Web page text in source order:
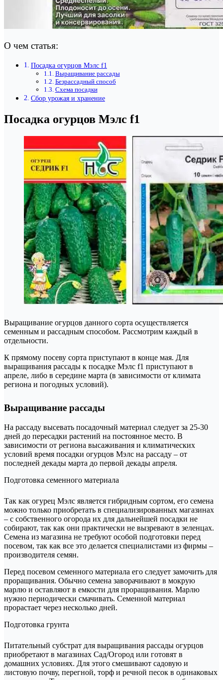
О чем статья:
Посадка огурцов Мэлс f1
Выращивание рассады
Безрассадный способ
Схема посадки
Сбор урожая и хранение
Посадка огурцов Мэлс f1
Выращивание огурцов данного сорта осуществляется
семенным и рассадным способом. Рассмотрим каждый в
отдельности.
К прямому посеву сорта приступают в конце мая. Для
выращивания рассады к посадке Мэлс f1 приступают в
апреле, либо в середине марта (в зависимости от климата
региона и погодных условий).
Выращивание рассады
На рассаду высевать посадочный материал следует за 25-30
дней до пересадки растений на постоянное место. В
зависимости от региона высаживания и климатических
условий время посадки огурцов Мэлс на рассаду – от
последней декады марта до первой декады апреля.
Подготовка семенного материала
Так как огурец Мэлс является гибридным сортом, его семена
можно только приобретать в специализированных магазинах
– с собственного огорода их для дальнейшей посадки не
собирают, так как они практически не вызревают в зеленцах.
Семена из магазина не требуют особой подготовки перед
посевом, так как все это делается специалистами из фирмы –
производителя семян.
Перед посевом семенного материала его следует замочить для
проращивания. Обычно семена заворачивают в мокрую
марлю и оставляют в емкости для проращивания. Марлю
нужно периодически смачивать. Семенной материал
прорастает через несколько дней.
Подготовка грунта
Питательный субстрат для выращивания рассады огурцов
приобретают в магазинах Сад/Огород или готовят в
домашних условиях. Для этого смешивают садовую и
листовую почву, перегной, торф и речной песок в одинаковых